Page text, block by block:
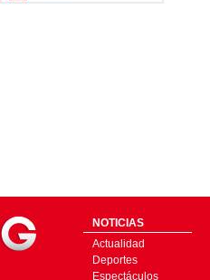
NOTICIAS
Actualidad
Deportes
Espectáculos